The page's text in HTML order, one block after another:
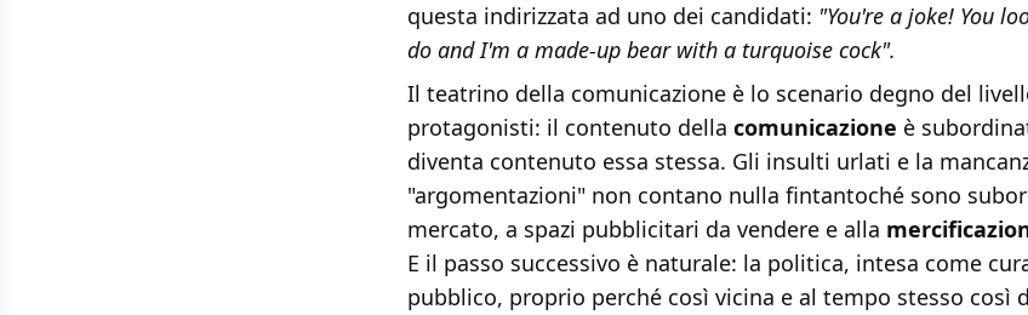
questa indirizzata ad uno dei candidati: "You're a joke! You
do and I'm a made-up bear with a turquoise cock".
Il teatrino della comunicazione è lo scenario degno del
protagonisti: il contenuto della comunicazione è
diventa contenuto essa stessa. Gli insulti urlati e la
"argomentazioni" non contano nulla fintantoché sono
mercato, a spazi pubblicitari da vendere e alla
E il passo successivo è naturale: la politica, intesa come
pubblico, proprio perché così vicina e al tempo stesso così